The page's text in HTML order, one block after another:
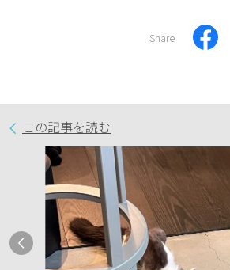
Share
この記事を読む